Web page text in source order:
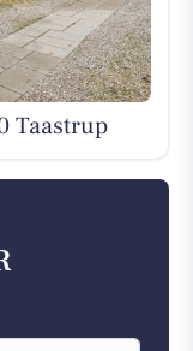
Taastrup